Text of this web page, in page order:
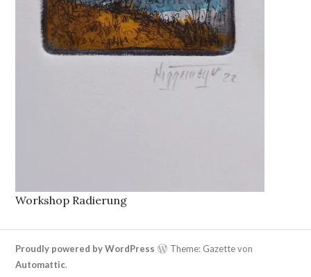
Workshop Radierung
Proudly powered by WordPress
Theme: Gazette von
Automattic.